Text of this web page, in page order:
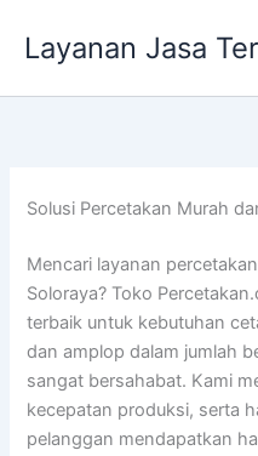
Layanan Jasa
Solusi Percetakan Murah
Mencari layanan
Soloraya? Toko
terbaik untuk kebutuhan
dan amplop dalam jumlah
sangat bersahabat. Kami
kecepatan produksi, serta
pelanggan mendapatkan